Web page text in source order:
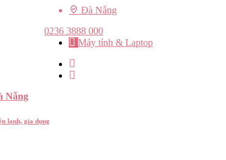
Đà Nẵng
0236 3888 000
Máy tính & Laptop
Nẵng
lạnh, gia dụng